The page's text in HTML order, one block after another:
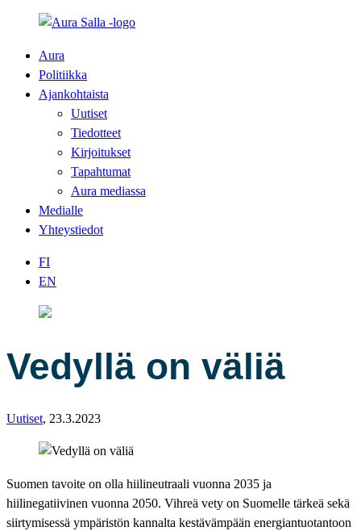
Aura
Politiikka
Ajankohtaista
Uutiset
Tiedotteet
Kirjoitukset
Tapahtumat
Aura mediassa
Medialle
Yhteystiedot
FI
EN
Vedyllä on väliä
Uutiset, 23.3.2023
Suomen tavoite on olla hiilineutraali vuonna 2035 ja
hiilinegatiivinen vuonna 2050. Vihreä vety on Suomelle tärkeä sekä
siirtymisessä ympäristön kannalta kestävämpään energiantuotantoon